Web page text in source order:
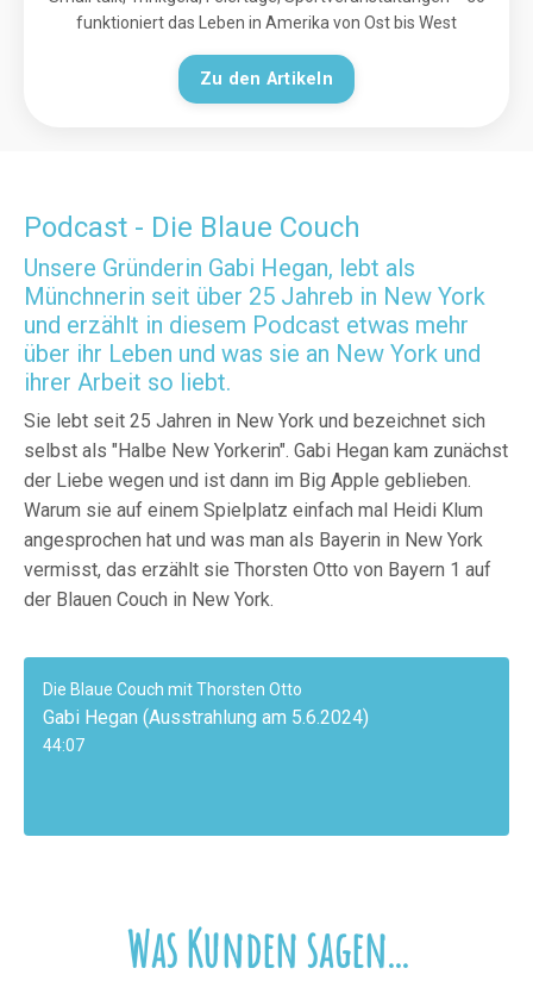
funktioniert das Leben in Amerika von Ost bis West
Zu den Artikeln
Podcast - Die Blaue Couch
Unsere Gründerin Gabi Hegan, lebt als
Münchnerin seit über 25 Jahreb in New York
und erzählt in diesem Podcast etwas mehr
über ihr Leben und was sie an New York und
ihrer Arbeit so liebt.
Sie lebt seit 25 Jahren in New York und bezeichnet sich
selbst als "Halbe New Yorkerin". Gabi Hegan kam zunächst
der Liebe wegen und ist dann im Big Apple geblieben.
Warum sie auf einem Spielplatz einfach mal Heidi Klum
angesprochen hat und was man als Bayerin in New York
vermisst, das erzählt sie Thorsten Otto von Bayern 1 auf
der Blauen Couch in New York.
Die Blaue Couch mit Thorsten Otto
Gabi Hegan (Ausstrahlung am 5.6.2024)
44:07
Was Kunden sagen...